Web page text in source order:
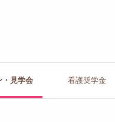
・見学会 看護奨学金